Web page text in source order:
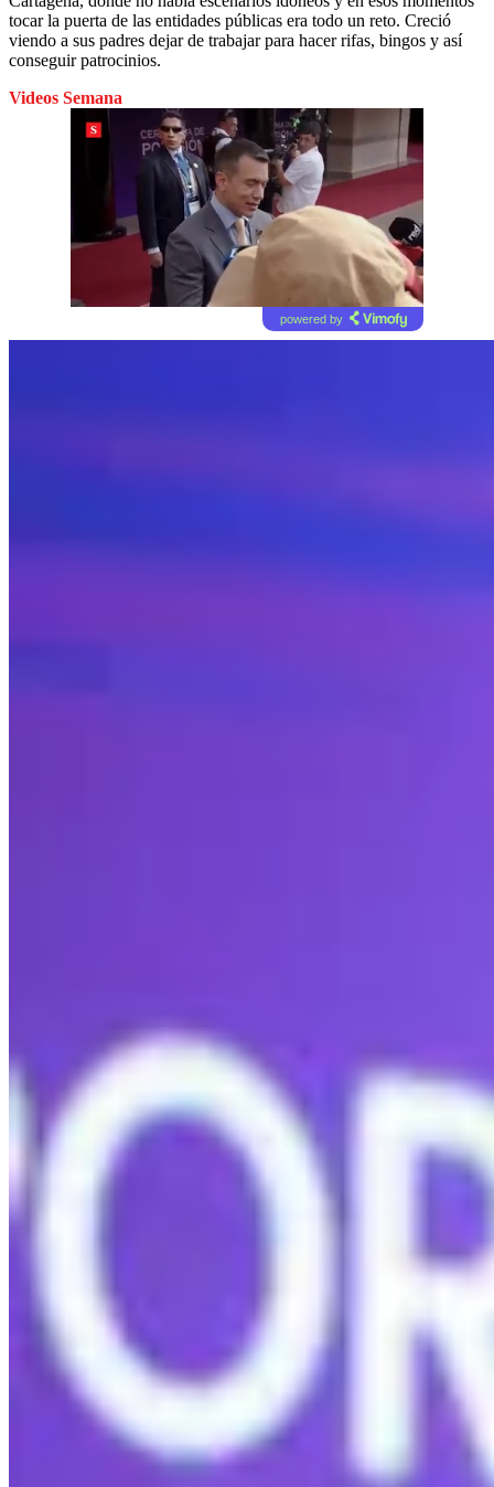
tocar la puerta de las entidades públicas era todo un reto. Creció
viendo a sus padres dejar de trabajar para hacer rifas, bingos y así
conseguir patrocinios.
Videos Semana
powered by